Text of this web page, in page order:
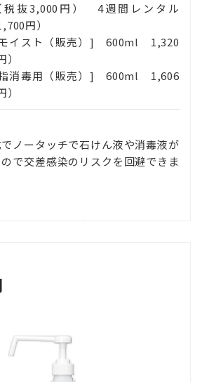
税抜3,000円） 4週間レンタル
円）
イスト（販売）] 600ml 1,320
消毒用（販売）] 600ml 1,606
ノータッチで石けん液や消毒液が
で交差感染のリスクを回避できま